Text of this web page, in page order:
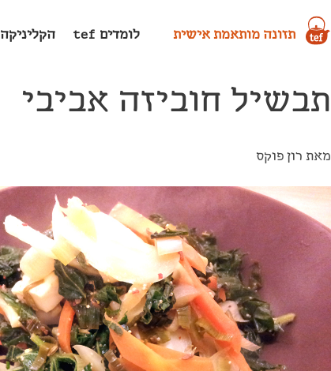
תזונה מותאמת אישית לומדים tef הקליניקה
תבשיל חוביזה אביבי
מאת רון פוקס